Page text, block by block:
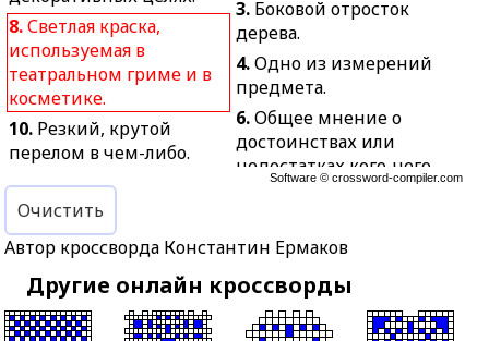
8.Светлая краска,
используемая в
театральном гриме и в
косметике.
10. Резкий, крутой
перелом в чем-либо.
12.Положение в боксе,
когда сбитый ударом
соперник в состоянии
встать для продолжения
боя.
14.Вид одежды,
надеваемой на ноги.
3. Боковой отросток
дерева.
4.Одно из измерений
предмета.
6.Общее мнение о
достоинствах или
недостатках кого-чего-
нибудь.
9.Временное
передвижения граждан
для предотвращения
Software ©crossword-compiler.com
Очистить
Автор кроссворда Константин Ермаков
Другие онлайн кроссворды